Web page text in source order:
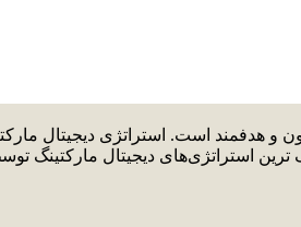
و هدفمند است. استراتژی
ترین استراتژی‌های دیجیتال مارکتینگ